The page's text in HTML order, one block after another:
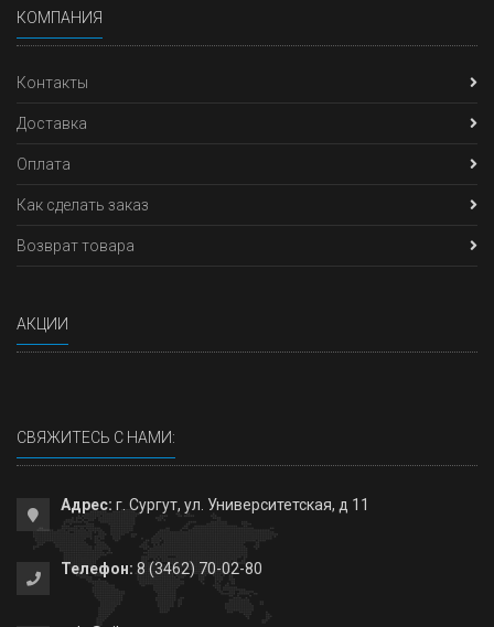
КОМПАНИЯ
Контакты
Доставка
Оплата
Как сделать заказ
Возврат товара
АКЦИИ
СВЯЖИТЕСЬ С НАМИ:
Адрес: г. Сургут, ул. Университетская, д 11
Телефон: 8 (3462) 70-02-80